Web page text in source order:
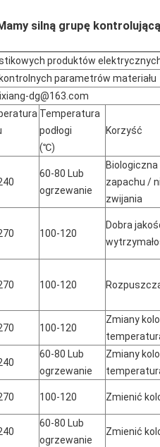
silną grupę
produktów
parametrów materiału
dg@163.com
Temperatura
podłogi
(℃)
Korzyść
60-80 Lub
ogrzewanie
zapachu /
zwijania
100-120
Dobra
100-120
100-120
Zmiany
60-80 Lub
ogrzewanie
Zmiany
100-120 Zmienić
60-80 Lub
ogrzewanie
Zmienić